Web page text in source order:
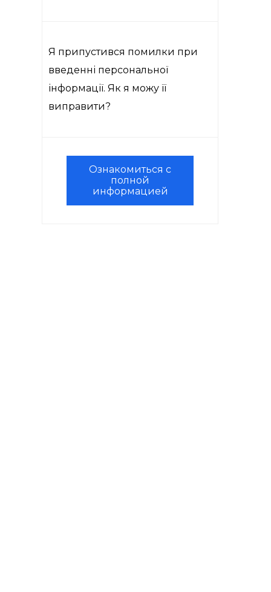
Я припустився помилки при
введенні персональної
інформації. Як я можу її
виправити?
Ознакомиться с
полной
информацией